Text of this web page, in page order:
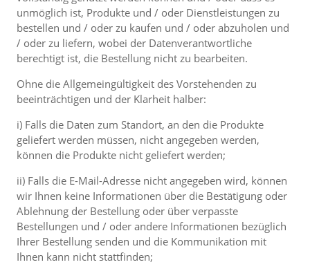
unmöglich ist, Produkte und / oder Dienstleistungen zu
bestellen und / oder zu kaufen und / oder abzuholen und
/ oder zu liefern, wobei der Datenverantwortliche
berechtigt ist, die Bestellung nicht zu bearbeiten.
Ohne die Allgemeingültigkeit des Vorstehenden zu
beeinträchtigen und der Klarheit halber:
i) Falls die Daten zum Standort, an den die Produkte
geliefert werden müssen, nicht angegeben werden,
können die Produkte nicht geliefert werden;
ii) Falls die E-Mail-Adresse nicht angegeben wird, können
wir Ihnen keine Informationen über die Bestätigung oder
Ablehnung der Bestellung oder über verpasste
Bestellungen und / oder andere Informationen bezüglich
Ihrer Bestellung senden und die Kommunikation mit
Ihnen kann nicht stattfinden;